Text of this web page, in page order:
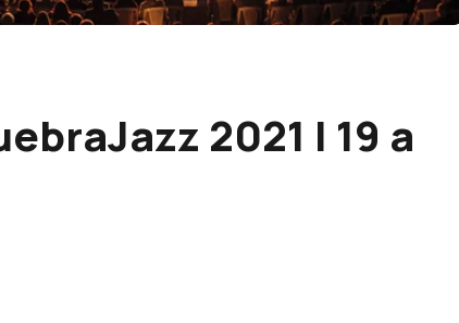
2021 | 19 a